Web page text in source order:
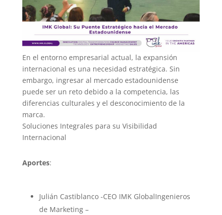
En el entorno empresarial actual, la expansión
internacional es una necesidad estratégica. Sin
embargo, ingresar al mercado estadounidense
puede ser un reto debido a la competencia, las
diferencias culturales y el desconocimiento de la
marca.
Soluciones Integrales para su Visibilidad
Internacional
Aportes:
Julián Castiblanco -CEO IMK GlobalIngenieros
de Marketing –